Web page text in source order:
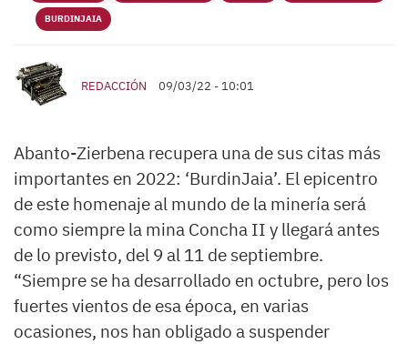
BURDINJAIA
REDACCIÓN 09/03/22 - 10:01
Abanto-Zierbena recupera una de sus citas más
importantes en 2022: ‘BurdinJaia’. El epicentro
de este homenaje al mundo de la minería será
como siempre la mina Concha II y llegará antes
de lo previsto, del 9 al 11 de septiembre.
“Siempre se ha desarrollado en octubre, pero los
fuertes vientos de esa época, en varias
ocasiones, nos han obligado a suspender